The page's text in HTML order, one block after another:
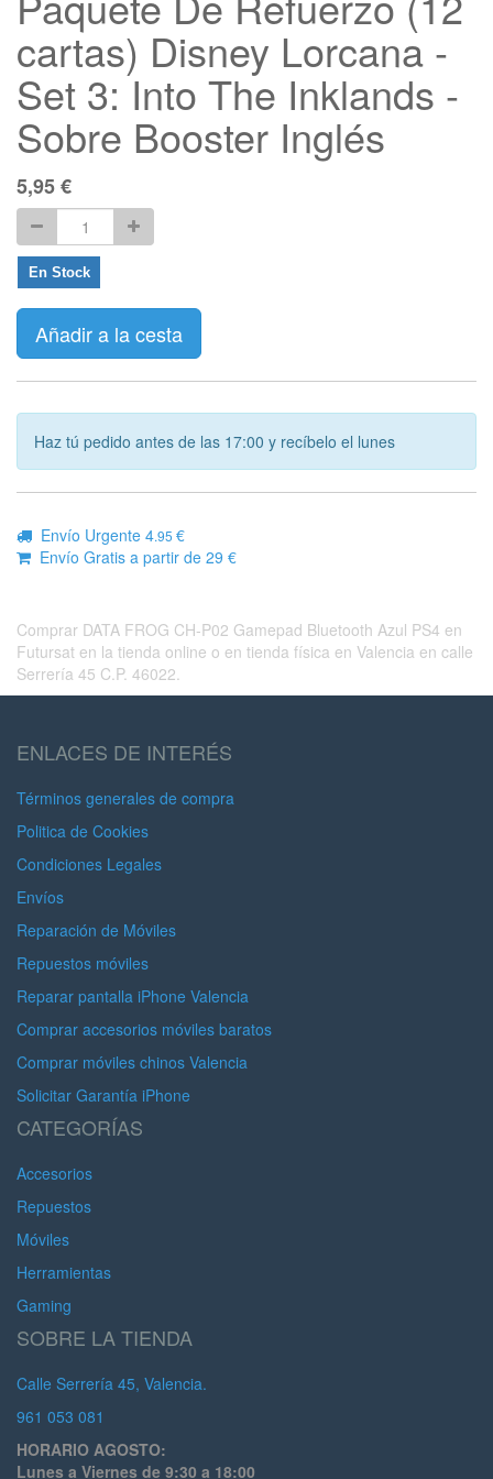
cartas) Disney Lorcana -
Set 3: Into The Inklands -
Sobre Booster Inglés
5,95€
En Stock
Añadir a la cesta
Haz tú pedido antes de las 17:00 y recíbelo el lunes
Envío Urgente 4.95 €
Envío Gratis a partir de 29 €
Comprar DATA FROG CH-P02 Gamepad Bluetooth Azul PS4 en
Futursat en la tienda online o en tienda física en Valencia en calle
Serrería 45 C.P. 46022.
ENLACES DE INTERÉS
Términos generales de compra
Politica de Cookies
Condiciones Legales
Envíos
Reparación de Móviles
Repuestos móviles
Reparar pantalla iPhone Valencia
Comprar accesorios móviles baratos
Comprar móviles chinos Valencia
Solicitar Garantía iPhone
CATEGORÍAS
Accesorios
Repuestos
Móviles
Herramientas
Gaming
SOBRE LA TIENDA
Calle Serrería 45, Valencia.
961 053 081
HORARIO AGOSTO:
Lunes a Viernes de 9:30 a 18:00